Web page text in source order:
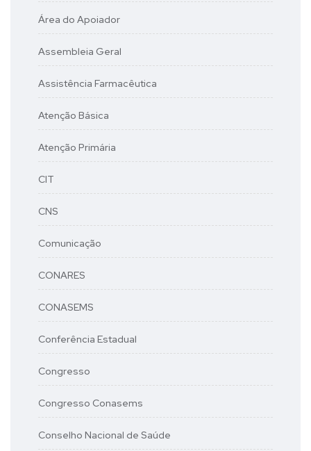
Área do Apoiador
Assembleia Geral
Assistência Farmacêutica
Atenção Básica
Atenção Primária
CIT
CNS
Comunicação
CONARES
CONASEMS
Conferência Estadual
Congresso
Congresso Conasems
Conselho Nacional de Saúde